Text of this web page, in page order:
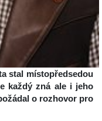
stal místopředsedou
každý zná ale i jeho
o rozhovor pro